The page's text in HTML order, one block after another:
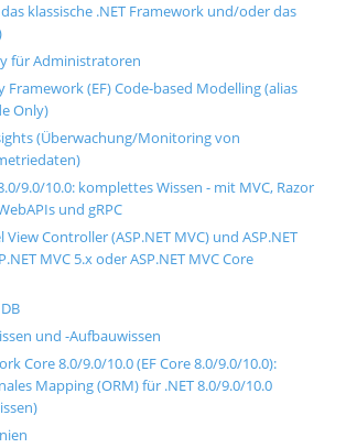
klassische .NET Framework und/oder das
für Administratoren
Framework (EF) Code-based Modelling (alias
Only)
(Überwachung/Monitoring von
9.0/10.0: komplettes Wissen - mit MVC, Razor
und gRPC
View Controller (ASP.NET MVC) und ASP.NET
MVC 5.x oder ASP.NET MVC Core
und -Aufbauwissen
Core 8.0/9.0/10.0 (EF Core 8.0/9.0/10.0):
Mapping (ORM) für .NET 8.0/9.0/10.0